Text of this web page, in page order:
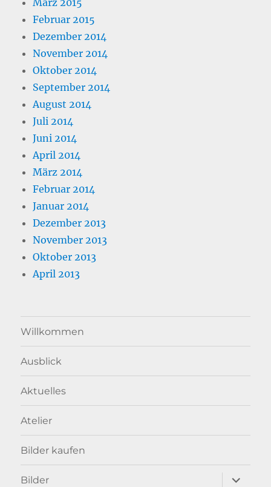
März 2015
Februar 2015
Dezember 2014
November 2014
Oktober 2014
September 2014
August 2014
Juli 2014
Juni 2014
April 2014
März 2014
Februar 2014
Januar 2014
Dezember 2013
November 2013
Oktober 2013
April 2013
Willkommen
Ausblick
Aktuelles
Atelier
Bilder kaufen
Bilder